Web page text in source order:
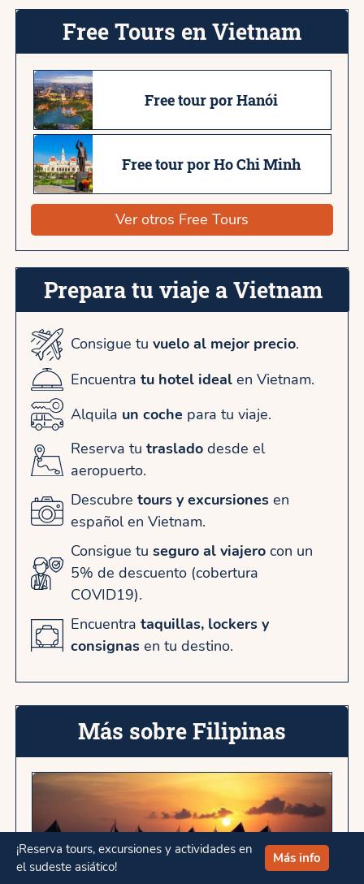
¡Reserva tours, excursiones y actividades en
el sudeste asiático!
Más info
Free Tours en Vietnam
Free tour por Hanói
Free tour por Ho Chi Minh
Ver otros Free Tours
Prepara tu viaje a Vietnam
Consigue tu vuelo al mejor precio.
Encuentra tu hotel ideal en Vietnam.
Alquila un coche para tu viaje.
Reserva tu traslado desde el
aeropuerto.
Descubre tours y excursiones en
español en Vietnam.
Consigue tu seguro al viajero con un
5% de descuento (cobertura
COVID19).
Encuentra taquillas, lockers y
consignas en tu destino.
Más sobre Filipinas